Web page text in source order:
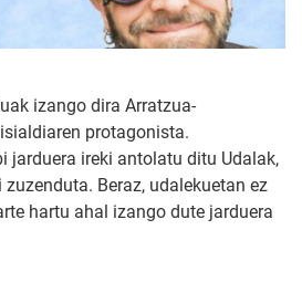
izango dira Arratzua-
protagonista.
jarduera ireki antolatu ditu Udalak,
Beraz, udalekuetan ez
hartu ahal izango dute jarduera